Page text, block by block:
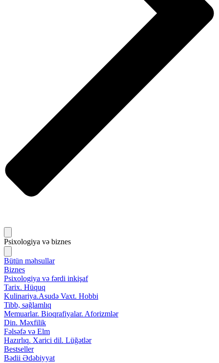
Psixologiya və biznes
Bütün məhsullar
Biznes
Psixologiya və fərdi inkişaf
Tarix. Hüquq
Kulinariya.Asudə Vaxt. Hobbi
Tibb, sağlamlıq
Memuarlar. Bioqrafiyalar. Aforizmlər
Din. Məxfilik
Fəlsəfə və Elm
Hazırlıq. Xarici dil. Lüğətlər
Bestseller
Bədii Ədəbiyyat